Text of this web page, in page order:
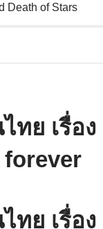
Death of Stars
ทย เรื่อง
forever
ทย เรื่อง